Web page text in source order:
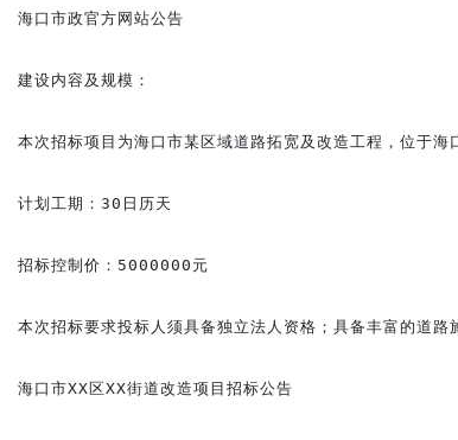
海口市政官方网站公告
建设内容及规模：
本次招标项目为海口市某区域道路拓宽及改造工程，位于
计划工期：30日历天
招标控制价：5000000元
本次招标要求投标人须具备独立法人资格；具备丰富的道
海口市XX区XX街道改造项目招标公告